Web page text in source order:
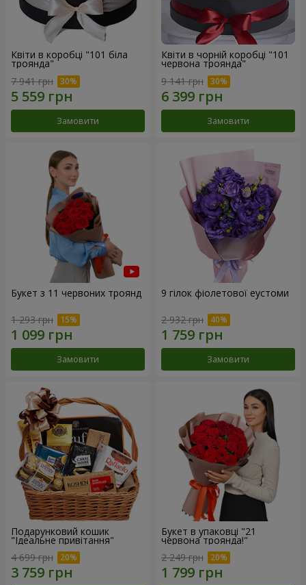
Квіти в коробці "101 біла
троянда"
7 941 грн
Замовити
Квіти в чорній коробці "101
червона троянда"
9 141 грн
Замовити
Букет з 11 червоних троянд
1 293 грн
Замовити
9 гілок фіолетової еустоми
2 932 грн
Замовити
Подарунковий кошик
"Ідеальне привітання"
4 699 грн
Букет в упаковці "21
червона троянда!"
2 249 грн